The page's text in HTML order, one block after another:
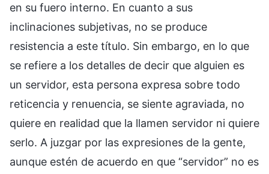
en su fuero interno. En cuanto a sus
inclinaciones subjetivas, no se produce
resistencia a este título. Sin embargo, en lo que
se refiere a los detalles de decir que alguien es
un servidor, esta persona expresa sobre todo
reticencia y renuencia, se siente agraviada, no
quiere en realidad que la llamen servidor ni quiere
serlo. A juzgar por las expresiones de la gente,
aunque estén de acuerdo en que “servidor” no es